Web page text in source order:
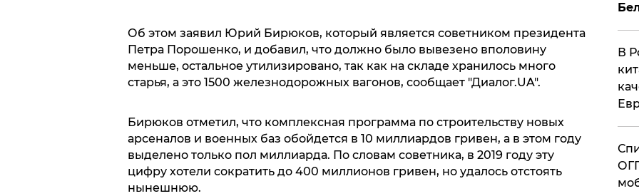
Об этом заявил Юрий Бирюков, который является советником президента
Петра Порошенко, и добавил, что должно было вывезено вполовину
меньше, остальное утилизировано, так как на складе хранилось много
старья, а это 1500 железнодорожных вагонов, сообщает "Диалог.UA".
Бирюков отметил, что комплексная программа по строительству новых
арсеналов и военных баз обойдется в 10 миллиардов гривен, а в этом году
выделено только пол миллиарда. По словам советника, в 2019 году эту
цифру хотели сократить до 400 миллионов гривен, но удалось отстоять
нынешнюю.
В